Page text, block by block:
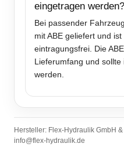
eingetragen werden?
Bei passender
mit ABE geliefert und
eintragungsfrei. Die
Lieferumfang und
werden.
Hersteller: Flex-Hydraulik GmbH
info@flex-hydraulik.de